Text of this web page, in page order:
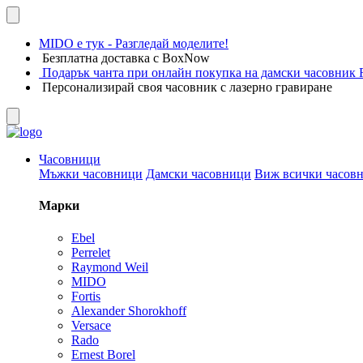
MIDO е тук - Разгледай моделите!
Безплатна доставка с BoxNow
Подарък чанта при онлайн покупка на дамски часовник
Персонализирай своя часовник с лазерно гравиране
Часовници
Мъжки часовници Дамски часовници Виж всички
Марки
Ebel
Perrelet
Raymond Weil
MIDO
Fortis
Alexander Shorokhoff
Versace
Rado
Ernest Borel